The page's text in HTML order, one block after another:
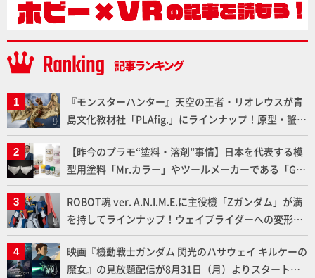
『モンスターハンター』天空の王者・リオレウスが青
島文化教材社「PLAfig.」にラインナップ！原型・蟹蟲
修造氏の彩色作例で超ハイディテールかつ躍動感に満
ちた造形をチェック
【昨今のプラモ“塗料・溶剤”事情】日本を代表する模
型用塗料「Mr.カラー」やツールメーカーである「GSI
クレオス」が語るラッカー塗料の未来とは？
ROBOT魂 ver. A.N.I.M.E.に主役機「Zガンダム」が満
を持してラインナップ！ウェイブライダーへの変形、
劇中どおりのプロポーションを再現【機動戦士Zガン
ダム】
映画『機動戦士ガンダム 閃光のハサウェイ キルケーの
魔女』の見放題配信が8月31日（月）よりスタート！